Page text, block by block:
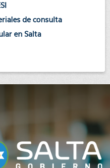
de consulta
en Salta